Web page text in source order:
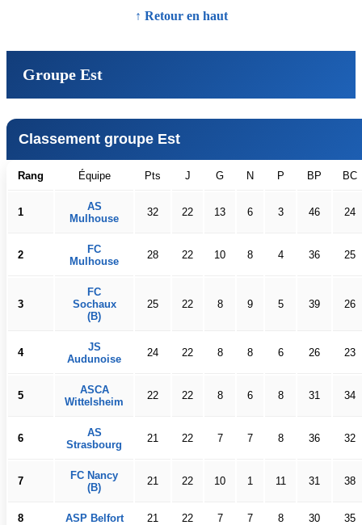
↑ Retour en haut
Groupe Est
Classement groupe Est
Rang Équipe Pts J G N P BP BC
1
AS
Mulhouse
32 22 13 6 3 46 24
2
FC
Mulhouse
28 22 10 8 4 36 25
3
FC
Sochaux
(B)
25 22 8 9 5 39 26
4
JS
Audunoise
24 22 8 8 6 26 23
5
ASCA
Wittelsheim
22 22 8 6 8 31 34
6
AS
Strasbourg
21 22 7 7 8 36 32
7
FC Nancy
(B)
21 22 10 1 11 31 38
8 ASP Belfort 21 22 7 7 8 30 35